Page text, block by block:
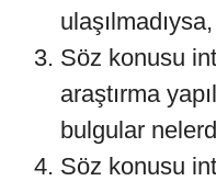
Söz konusu
araştırma
bulgular
Söz konusu